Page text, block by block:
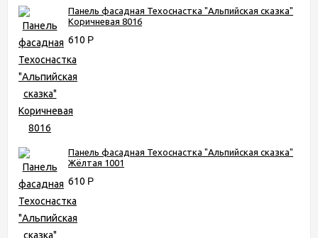
Панель фасадная Техоснастка "Альпийская сказка"
Коричневая 8016
610 Р
Панель фасадная Техоснастка "Альпийская сказка"
Жёлтая 1001
610 Р